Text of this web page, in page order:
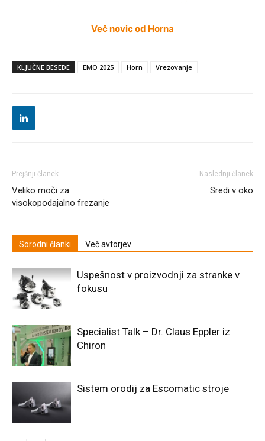
Več novic od Horna
KLJUČNE BESEDE EMO 2025 Horn Vrezovanje
Prejšnji članek
Veliko moči za
visokopodajalno frezanje
Naslednji članek
Sredi v oko
Sorodni članki Več avtorjev
Uspešnost v proizvodnji za stranke v
fokusu
Specialist Talk – Dr. Claus Eppler iz
Chiron
Sistem orodij za Escomatic stroje